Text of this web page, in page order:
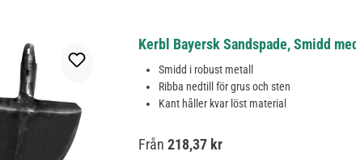
Kerbl Bayersk Sandspade, Smidd
Smidd i robust metall
Ribba nedtill för grus och sten
Kant håller kvar löst material
Ordinarie pris:
Från218,37 kr